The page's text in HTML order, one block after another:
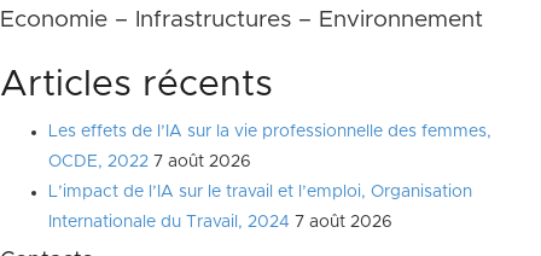
Economie – Infrastructures – Environnement
Articles récents
Les effets de l’IA sur la vie professionnelle des femmes,
OCDE, 2022 7 août 2026
L’impact de l’IA sur le travail et l’emploi, Organisation
Internationale du Travail, 2024 7 août 2026